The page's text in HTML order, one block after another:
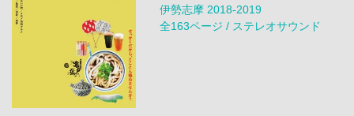
伊勢志摩 2018-2019
全163ページ / ステレオサウンド